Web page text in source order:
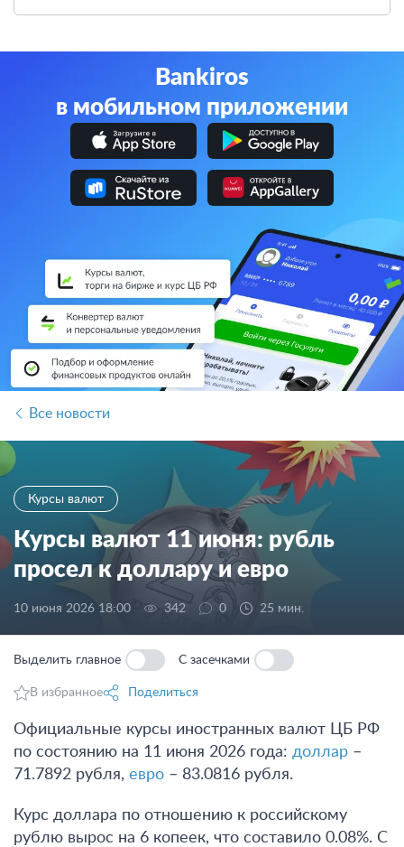
Bankiros
в мобильном приложении
Все новости
Курсы валют
Курсы валют 11 июня: рубль
просел к доллару и евро
10 июня 2026 18:00 342 0 25 мин.
Выделить главное С засечками
В избранное Поделиться
Официальные курсы иностранных валют ЦБ РФ
по состоянию на 11 июня 2026 года: доллар –
71.7892 рубля, евро – 83.0816 рубля.
Курс доллара по отношению к российскому
рублю вырос на 6 копеек, что составило 0.08%. С